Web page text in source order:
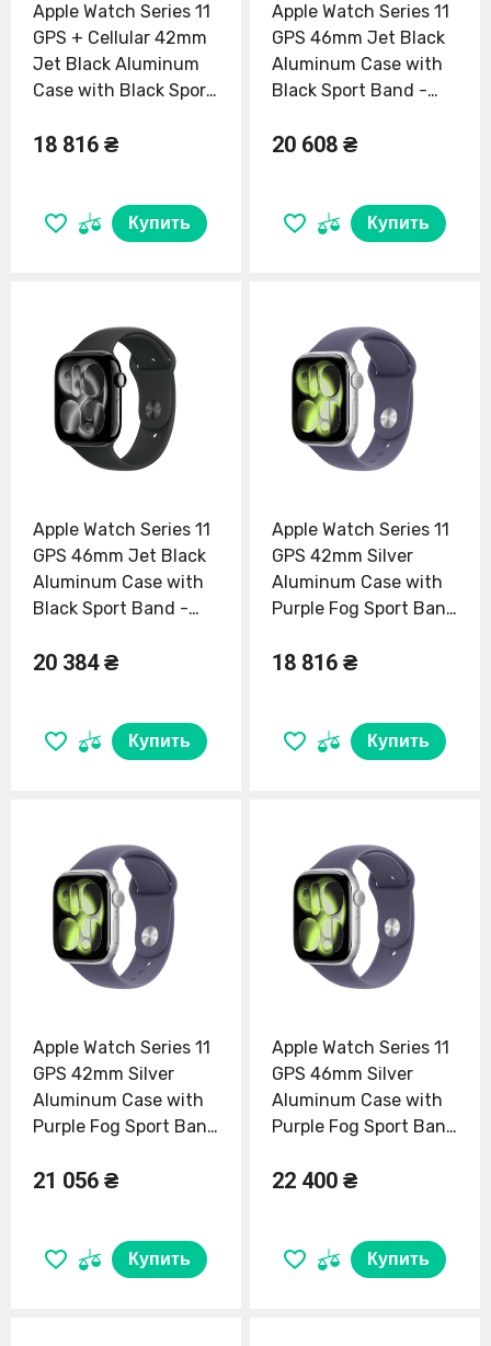
Apple Watch Series 11
GPS + Cellular 42mm
Jet Black Aluminum
Case with Black Sport
18 816 ₴
Купить
Apple Watch Series 11
GPS 46mm Jet Black
Aluminum Case with
Black Sport Band -
20 608 ₴
Купить
Apple Watch Series 11
GPS 46mm Jet Black
Aluminum Case with
Black Sport Band -
20 384 ₴
Купить
Apple Watch Series 11
GPS 42mm Silver
Aluminum Case with
Purple Fog Sport Band
18 816 ₴
Купить
Apple Watch Series 11
GPS 42mm Silver
Aluminum Case with
Purple Fog Sport Band
21 056 ₴
Купить
Apple Watch Series 11
GPS 46mm Silver
Aluminum Case with
Purple Fog Sport Band
22 400 ₴
Купить